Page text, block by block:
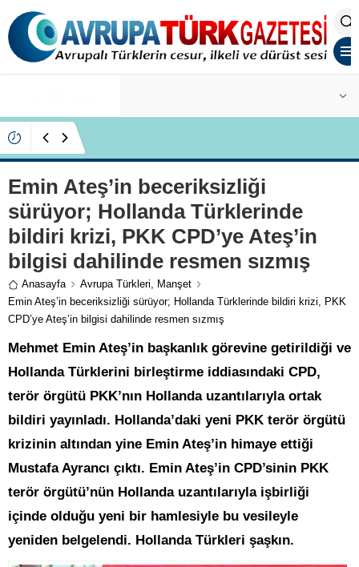
Emin Ateş’in beceriksizliği
sürüyor; Hollanda Türklerinde
bildiri krizi, PKK CPD’ye Ateş’in
bilgisi dahilinde resmen sızmış
Anasayfa Avrupa Türkleri, Manşet
Emin Ateş’in beceriksizliği sürüyor; Hollanda Türklerinde bildiri krizi, PKK
CPD’ye Ateş’in bilgisi dahilinde resmen sızmış
Mehmet Emin Ateş’in başkanlık görevine getirildiği ve
Hollanda Türklerini birleştirme iddiasındaki CPD,
terör örgütü PKK’nın Hollanda uzantılarıyla ortak
bildiri yayınladı. Hollanda’daki yeni PKK terör örgütü
krizinin altından yine Emin Ateş’in himaye ettiği
Mustafa Ayrancı çıktı. Emin Ateş’in CPD’sinin PKK
terör örgütü’nün Hollanda uzantılarıyla işbirliği
içinde olduğu yeni bir hamlesiyle bu vesileyle
yeniden belgelendi. Hollanda Türkleri şaşkın.